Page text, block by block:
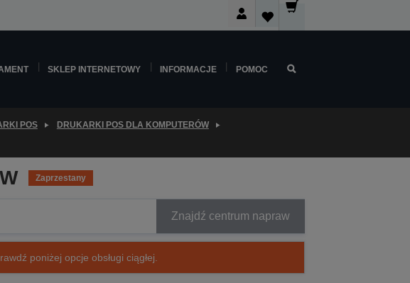
SKLEP INTERNETOWY INFORMACJE POMOC
POS DRUKARKI POS DLA KOMPUTERÓW
Zaprzestany
Znajdź centrum napraw
poniżej opcje obsługi ciągłej.